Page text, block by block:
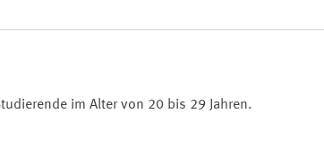
im Alter von 20 bis 29 Jahren.